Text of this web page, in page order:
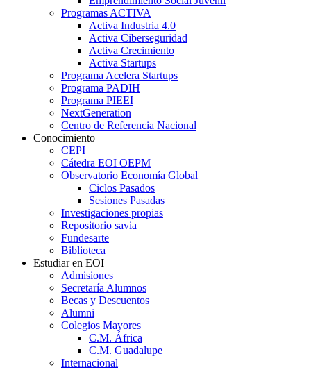
Programas ACTIVA
Activa Industria 4.0
Activa Ciberseguridad
Activa Crecimiento
Activa Startups
Programa Acelera Startups
Programa PADIH
Programa PIEEI
NextGeneration
Centro de Referencia Nacional
Conocimiento
CEPI
Cátedra EOI OEPM
Observatorio Economía Global
Ciclos Pasados
Sesiones Pasadas
Investigaciones propias
Repositorio savia
Fundesarte
Biblioteca
Estudiar en EOI
Admisiones
Secretaría Alumnos
Becas y Descuentos
Alumni
Colegios Mayores
C.M. África
C.M. Guadalupe
Internacional